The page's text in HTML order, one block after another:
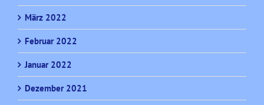
März 2022
Februar 2022
Januar 2022
Dezember 2021